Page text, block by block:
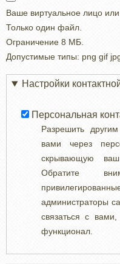
Ваше виртуальное лицо
Только один файл.
Ограничение 8 МБ.
Допустимые типы: png gif
Настройки
Персональная
Разрешить
вами через
скрывающую
Обратите
администраторы
связаться с
функционал.